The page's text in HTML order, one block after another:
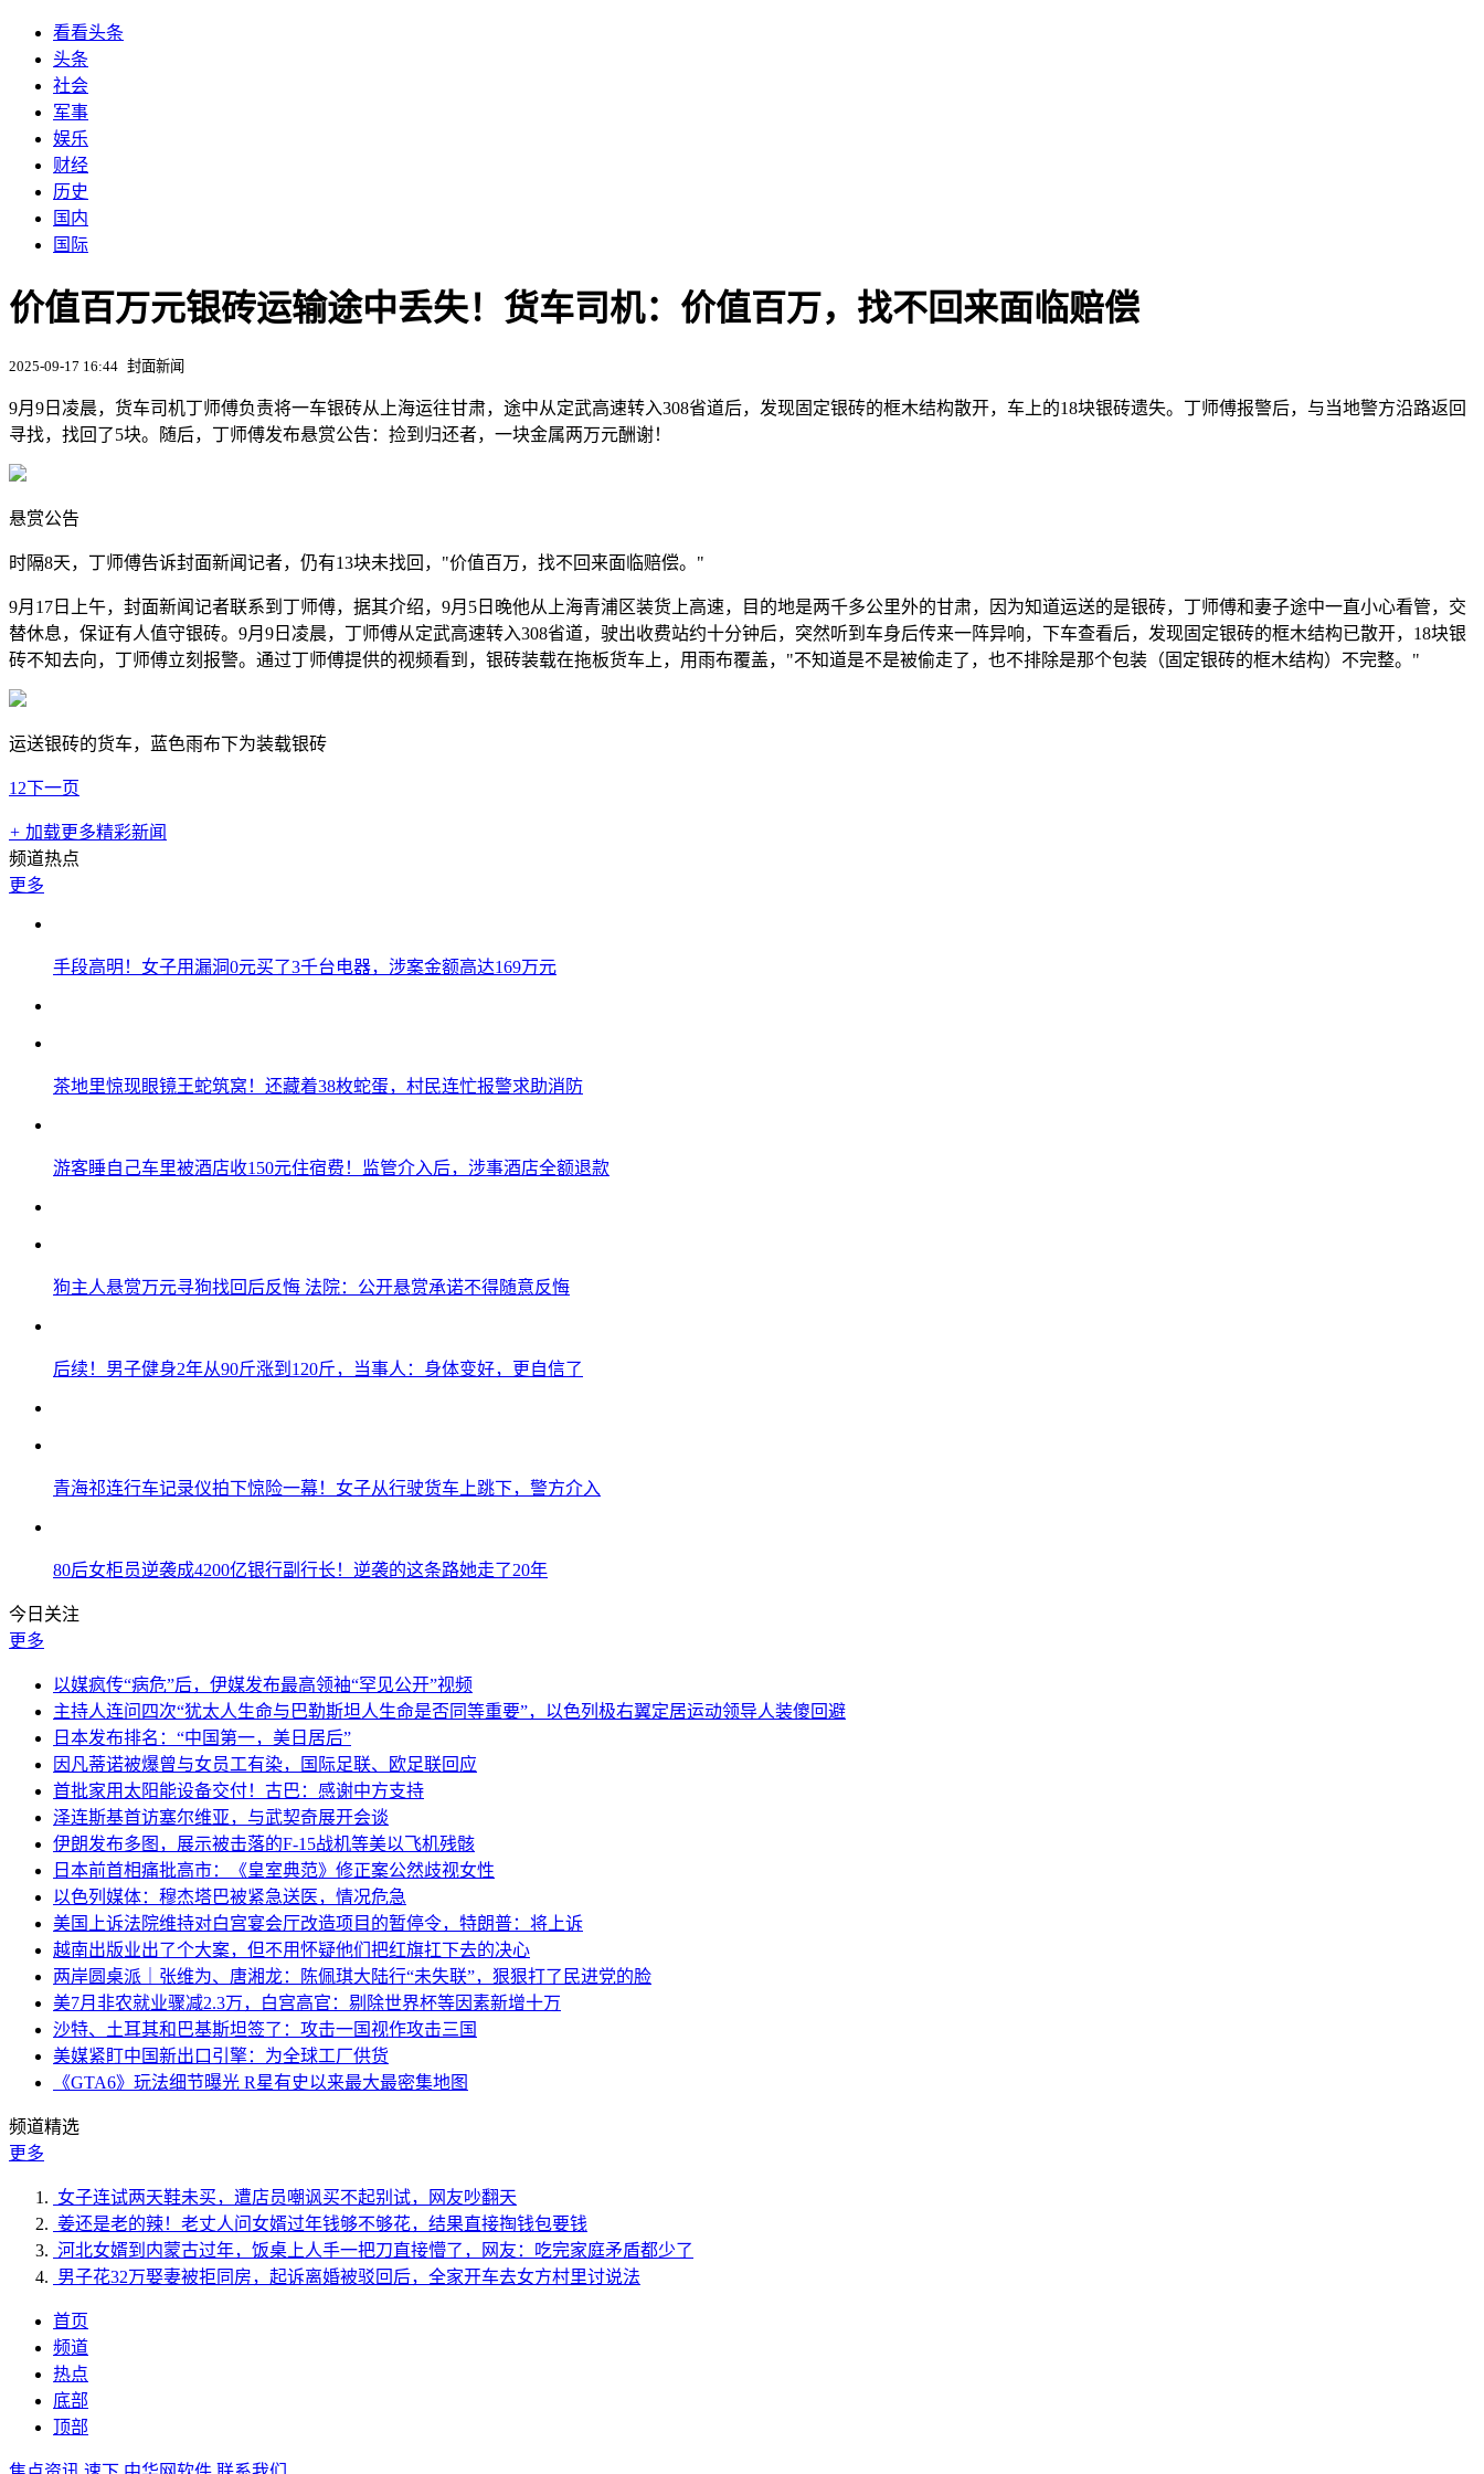
看看头条
头条
社会
军事
娱乐
财经
历史
国内
国际
价值百万元银砖运输途中丢失！货车司机：价值百万，找不回来面临赔偿
2025-09-17 16:44 封面新闻
9月9日凌晨，货车司机丁师傅负责将一车银砖从上海运往甘肃，途中从定武高速转入308省道后，发现固定银砖的框木结构散开，车上的18块银砖遗失。丁师傅报警后，与当地警方沿路返回
寻找，找回了5块。随后，丁师傅发布悬赏公告：捡到归还者，一块金属两万元酬谢！
悬赏公告
时隔8天，丁师傅告诉封面新闻记者，仍有13块未找回，"价值百万，找不回来面临赔偿。"
9月17日上午，封面新闻记者联系到丁师傅，据其介绍，9月5日晚他从上海青浦区装货上高速，目的地是两千多公里外的甘肃，因为知道运送的是银砖，丁师傅和妻子途中一直小心看管，交
替休息，保证有人值守银砖。9月9日凌晨，丁师傅从定武高速转入308省道，驶出收费站约十分钟后，突然听到车身后传来一阵异响，下车查看后，发现固定银砖的框木结构已散开，18块银
砖不知去向，丁师傅立刻报警。通过丁师傅提供的视频看到，银砖装载在拖板货车上，用雨布覆盖，"不知道是不是被偷走了，也不排除是那个包装（固定银砖的框木结构）不完整。"
运送银砖的货车，蓝色雨布下为装载银砖
1 2下一页
+ 加载更多精彩新闻
频道热点
更多
手段高明！女子用漏洞0元买了3千台电器，涉案金额高达169万元
茶地里惊现眼镜王蛇筑窝！还藏着38枚蛇蛋，村民连忙报警求助消防
游客睡自己车里被酒店收150元住宿费！监管介入后，涉事酒店全额退款
狗主人悬赏万元寻狗找回后反悔 法院：公开悬赏承诺不得随意反悔
后续！男子健身2年从90斤涨到120斤，当事人：身体变好，更自信了
青海祁连行车记录仪拍下惊险一幕！女子从行驶货车上跳下，警方介入
80后女柜员逆袭成4200亿银行副行长！逆袭的这条路她走了20年
今日关注
更多
以媒疯传“病危”后，伊媒发布最高领袖“罕见公开”视频
主持人连问四次“犹太人生命与巴勒斯坦人生命是否同等重要”，以色列极右翼定居运动领导人装傻回避
日本发布排名：“中国第一，美日居后”
因凡蒂诺被爆曾与女员工有染，国际足联、欧足联回应
首批家用太阳能设备交付！古巴：感谢中方支持
泽连斯基首访塞尔维亚，与武契奇展开会谈
伊朗发布多图，展示被击落的F-15战机等美以飞机残骸
日本前首相痛批高市：《皇室典范》修正案公然歧视女性
以色列媒体：穆杰塔巴被紧急送医，情况危急
美国上诉法院维持对白宫宴会厅改造项目的暂停令，特朗普：将上诉
越南出版业出了个大案，但不用怀疑他们把红旗扛下去的决心
两岸圆桌派｜张维为、唐湘龙：陈佩琪大陆行“未失联”，狠狠打了民进党的脸
美7月非农就业骤减2.3万，白宫高官：剔除世界杯等因素新增十万
沙特、土耳其和巴基斯坦签了：攻击一国视作攻击三国
美媒紧盯中国新出口引擎：为全球工厂供货
《GTA6》玩法细节曝光 R星有史以来最大最密集地图
频道精选
更多
女子连试两天鞋未买，遭店员嘲讽买不起别试，网友吵翻天
姜还是老的辣！老丈人问女婿过年钱够不够花，结果直接掏钱包要钱
河北女婿到内蒙古过年，饭桌上人手一把刀直接懵了，网友：吃完家庭矛盾都少了
男子花32万娶妻被拒同房，起诉离婚被驳回后，全家开车去女方村里讨说法
首页
频道
热点
底部
顶部